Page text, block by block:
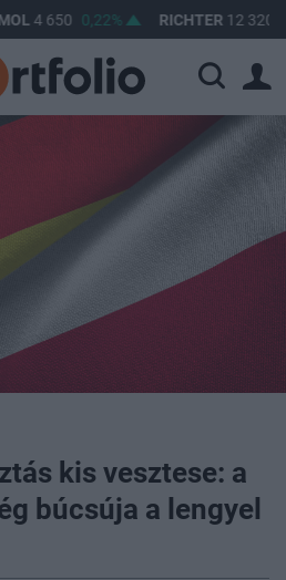
0,22% RICHTER 12 320 1,99%
kis vesztese: a
búcsúja a lengyel